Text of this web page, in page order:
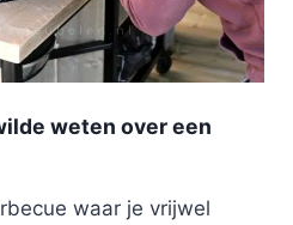
weten over een
waar je vrijwel